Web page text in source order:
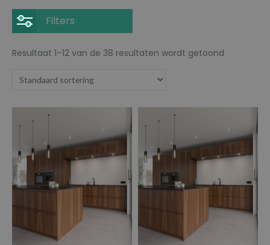
Filters
Resultaat 1–12 van de 38 resultaten wordt getoond